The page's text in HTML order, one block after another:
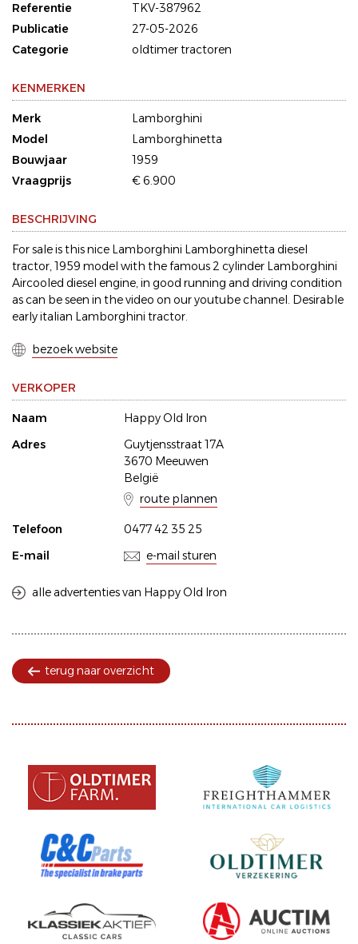
Referentie
TKV-387962
Publicatie
27-05-2026
Categorie
oldtimer tractoren
KENMERKEN
Merk
Lamborghini
Model
Lamborghinetta
Bouwjaar
1959
Vraagprijs
€ 6.900
BESCHRIJVING
For sale is this nice Lamborghini Lamborghinetta diesel
tractor, 1959 model with the famous 2 cylinder Lamborghini
Aircooled diesel engine, in good running and driving condition
as can be seen in the video on our youtube channel. Desirable
early italian Lamborghini tractor.
bezoek website
VERKOPER
Naam
Happy Old Iron
Adres
Guytjensstraat 17A
3670 Meeuwen
België
route plannen
Telefoon
0477 42 35 25
E-mail
e-mail sturen
alle advertenties van Happy Old Iron
terug naar overzicht